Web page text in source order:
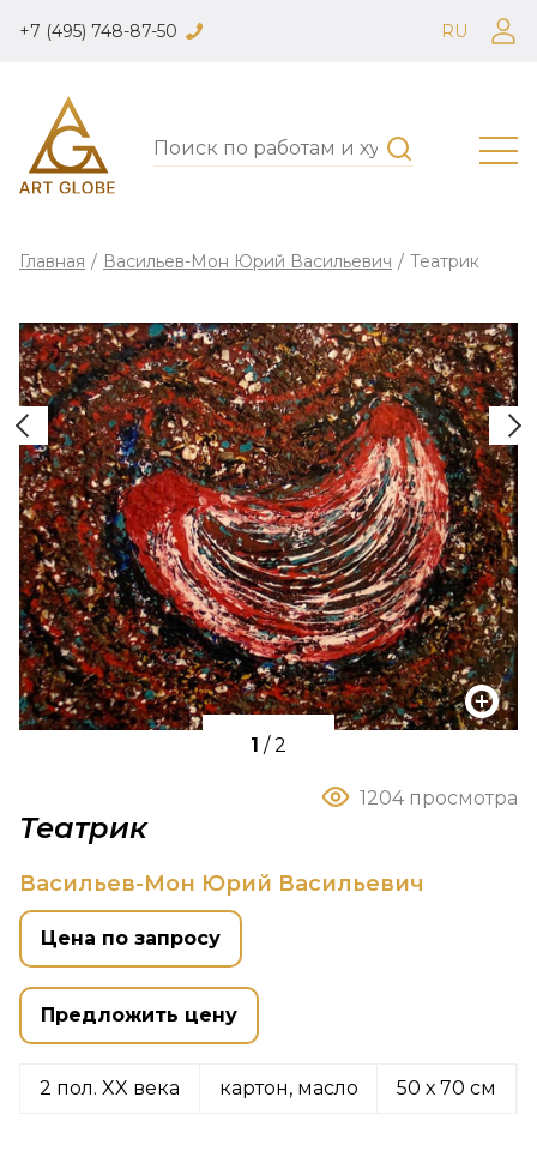
+7 (495) 748-87-50 RU
Главная / Васильев-Мон Юрий Васильевич / Театрик
1 /2
1204 просмотра
Театрик
Васильев-Мон Юрий Васильевич
Цена по запросу
Предложить цену
2 пол. XX века картон, масло 50 х 70 см